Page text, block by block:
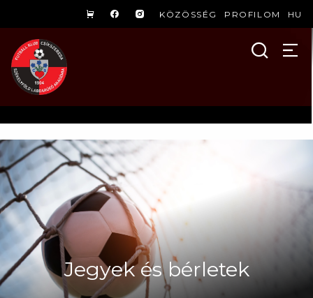
KÖZÖSSÉG PROFILOM HU
Jegyek és bérletek